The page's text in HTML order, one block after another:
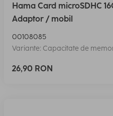
Hama Card microSDHC
Adaptor / mobil
00108085
Variante: Capacitate de
26,90 RON